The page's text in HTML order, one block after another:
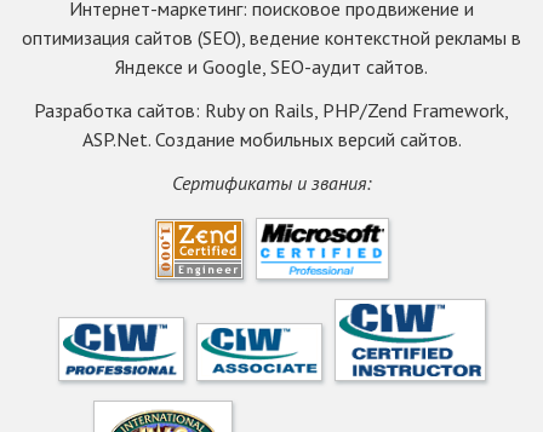
Интернет-маркетинг: поисковое продвижение и
оптимизация сайтов (SEO), ведение контекстной рекламы в
Яндексе и Google, SEO-аудит сайтов.
Разработка сайтов: Ruby on Rails, PHP/Zend Framework,
ASP.Net. Создание мобильных версий сайтов.
Сертификаты и звания: